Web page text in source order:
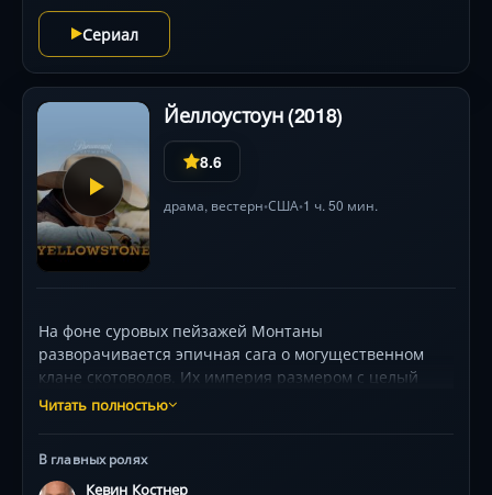
Сериал
Йеллоустоун (2018)
8.6
драма, вестерн•США•1 ч. 50 мин.
На фоне суровых пейзажей Монтаны
разворачивается эпичная сага о могущественном
клане скотоводов. Их империя размером с целый
штат становится мишенью для девелоперов,
патриарх, чью роль исполняет обладатель «Золотого
Читать полностью
В главных ролях
Кевин Костнер